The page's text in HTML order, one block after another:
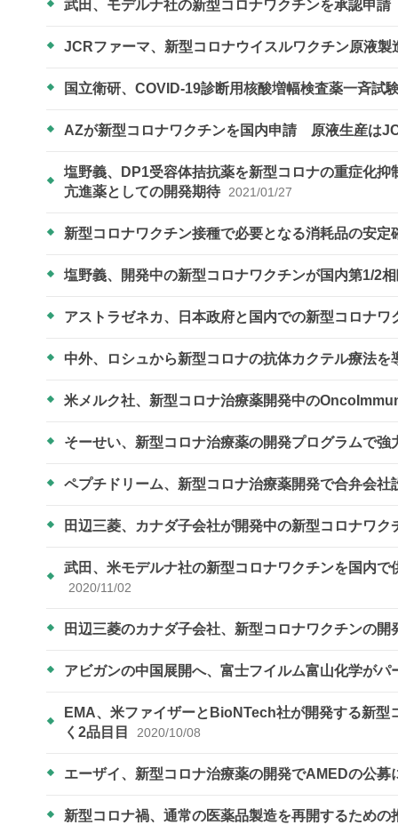
武田、モデルナ社の新型コロナワクチンを承認申請
JCRファーマ、新型コロナウイスルワクチン原液
国立衛研、COVID-19診断用核酸増幅検査薬一斉試
AZが新型コロナワクチンを国内申請 原液生産は
塩野義、DP1受容体拮抗薬を新型コロナの重症化
亢進薬としての開発期待 2021/01/27
新型コロナワクチン接種で必要となる消耗品の安
塩野義、開発中の新型コロナワクチンが国内第1/2
アストラゼネカ、日本政府と国内での新型コロナ
中外、ロシュから新型コロナの抗体カクテル療法を
米メルク社、新型コロナ治療薬開発中の
そーせい、新型コロナ治療薬の開発プログラムで
ペプチドリーム、新型コロナ治療薬開発で合弁会社
田辺三菱、カナダ子会社が開発中の新型コロナワ
武田、米モデルナ社の新型コロナワクチンを国内
2020/11/02
田辺三菱のカナダ子会社、新型コロナワクチンの
アビガンの中国展開へ、富士フイルム富山化学が
EMA、米ファイザーとBioNTech社が開発する新
く2品目目
2020/10/08
エーザイ、新型コロナ治療薬の開発でAMEDの公
新型コロナ禍、通常の医薬品製造を再開するため